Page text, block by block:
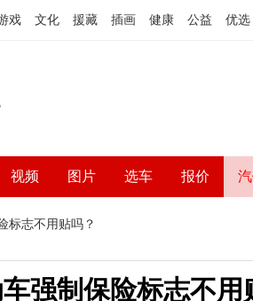
戏 文化 援藏 插画 健康 公益 优选
视频 图片 选车 报价
标志不用贴吗？
强制保险标志不用